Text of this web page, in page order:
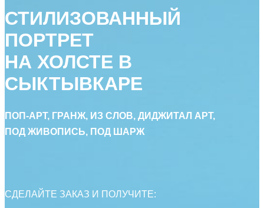
СТИЛИЗОВАННЫЙ
ПОРТРЕТ
НА ХОЛСТЕ В
СЫКТЫВКАРЕ
ПОП-АРТ, ГРАНЖ, ИЗ СЛОВ, ДИДЖИТАЛ АРТ,
ПОД ЖИВОПИСЬ, ПОД ШАРЖ
СДЕЛАЙТЕ ЗАКАЗ И ПОЛУЧИТЕ: